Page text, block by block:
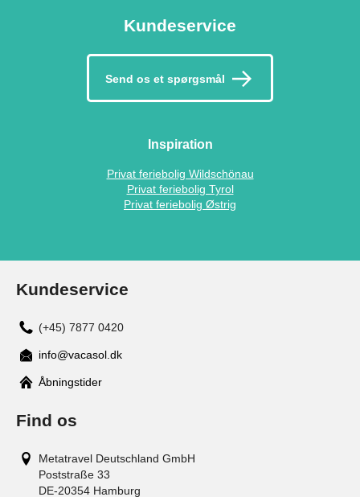
Kundeservice
Send os et spørgsmål
Inspiration
Privat feriebolig Wildschönau
Privat feriebolig Tyrol
Privat feriebolig Østrig
Kundeservice
(+45) 7877 0420
info@vacasol.dk
Åbningstider
Find os
Metatravel Deutschland GmbH
Poststraße 33
DE-20354 Hamburg